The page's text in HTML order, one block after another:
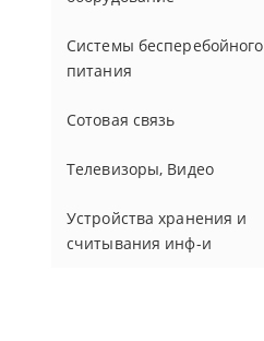
Системы бесперебойного
питания
Сотовая связь
Телевизоры, Видео
Устройства хранения и
считывания инф-и